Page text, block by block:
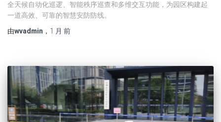
全天候自动化巡逻、智能秩序巡查和多维交互功能，为园区构建起
一道高效、可靠的智慧安防防线。
由wvadmin ， 1 月 前